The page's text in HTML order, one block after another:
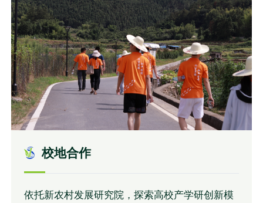
校地合作
依托新农村发展研究院，探索高校产学研创新模